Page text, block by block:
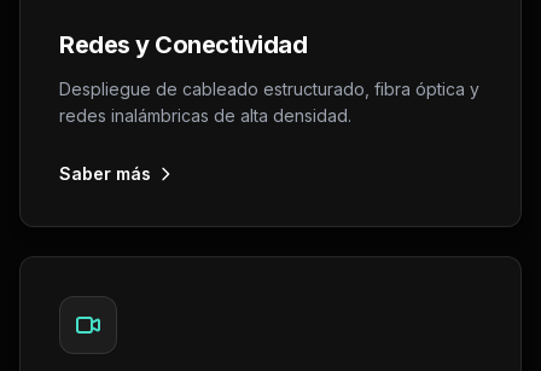
Redes y Conectividad
Despliegue de cableado estructurado, fibra óptica y
redes inalámbricas de alta densidad.
Saber más